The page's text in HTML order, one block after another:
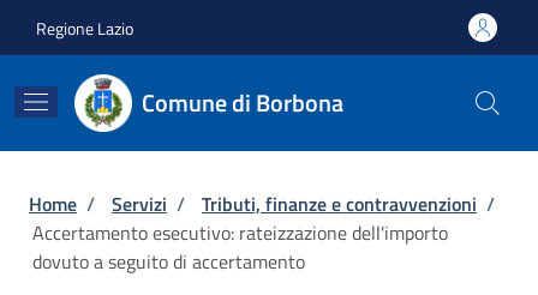
Regione Lazio
Comune di Borbona
Briciole di pane
Home / Servizi / Tributi, finanze e contravvenzioni /
Accertamento esecutivo: rateizzazione dell'importo
dovuto a seguito di accertamento